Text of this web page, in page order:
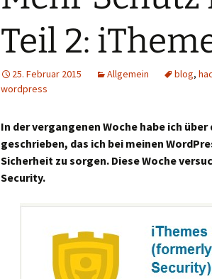
Teil 2:
25. Februar 2015 Allgemein blog,
wordpress
In der vergangenen Woche habe ich über
geschrieben, das ich bei meinen
Sicherheit zu sorgen. Diese Woche
Security.